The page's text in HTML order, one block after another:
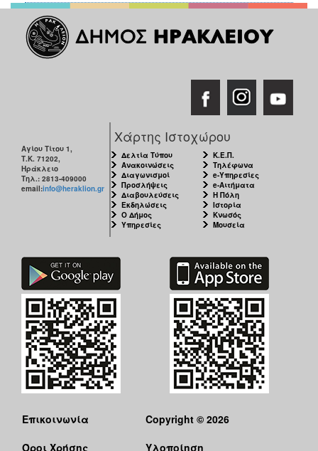
Αγίου Τίτου 1,
Τ.Κ. 71202,
Ηράκλειο
Τηλ.: 2813-409000
email:info@heraklion.gr
Χάρτης Ιστοχώρου
Δελτία Τύπου
Ανακοινώσεις
Διαγωνισμοί
Προσλήψεις
Διαβουλεύσεις
Εκδηλώσεις
Ο Δήμος
Υπηρεσίες
Κ.Ε.Π.
Τηλέφωνα
e-Υπηρεσίες
e-Αιτήματα
Η Πόλη
Ιστορία
Κνωσός
Μουσεία
Επικοινωνία
Όροι Χρήσης
Copyright © 2026
Υλοποίηση